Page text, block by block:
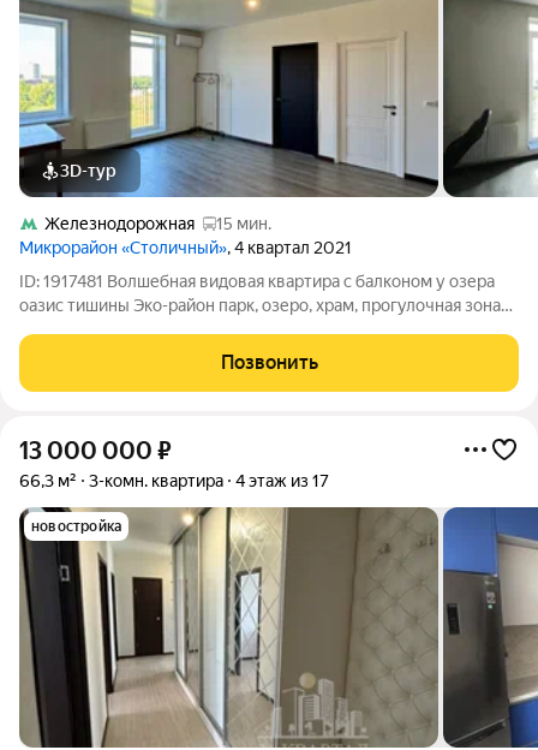
3D-тур
Железнодорожная
15 мин.
Микрорайон «Столичный», 4 квартал 2021
ID: 1917481 Волшебная видовая квартира с балконом у озера
оазис тишины Эко-район парк, озеро, храм, прогулочная зона
транспортная доступность 15 минут до метро и 55 минут до
центра Москвы.
Позвонить
13 000 000 ₽
66,3 м² 3-комн. квартира 4 этаж из 17
новостройка